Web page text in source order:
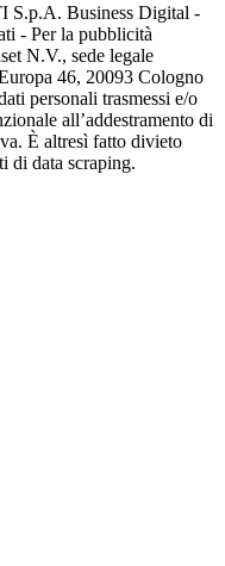
S.p.A. Business Digital -
- Per la pubblicità
N.V., sede legale
46, 20093 Cologno
personali trasmessi e/o
all’addestramento di
È altresì fatto divieto
di data scraping.